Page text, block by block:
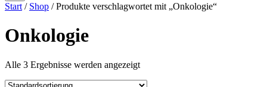
Start / Shop / Produkte verschlagwortet mit „Onkologie“
Onkologie
Alle 3 Ergebnisse werden angezeigt